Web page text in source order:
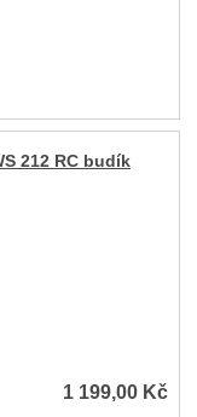
212 RC budík
1 199,00 Kč